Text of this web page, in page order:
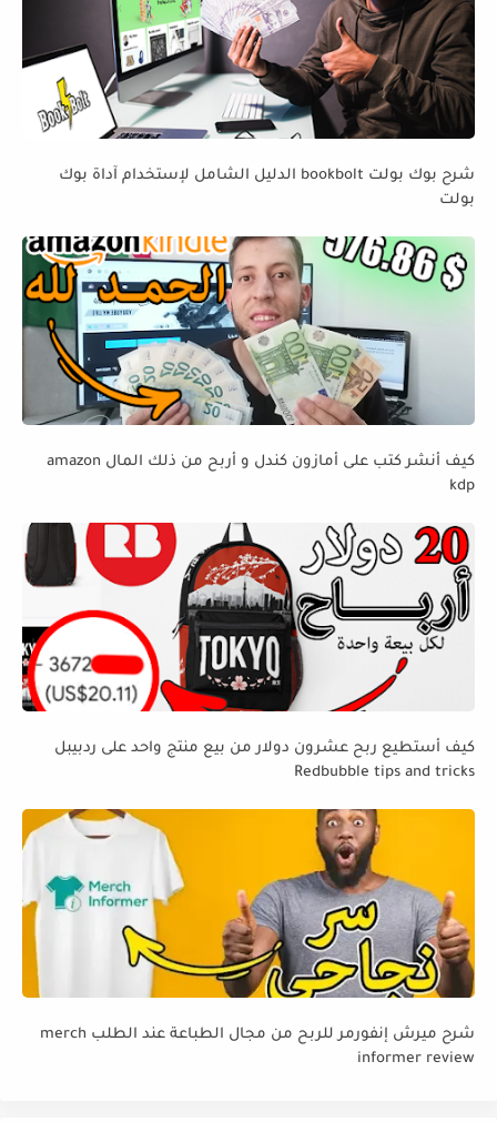
شرح بوك بولت bookbolt الدليل الشامل لإستخدام آداة بوك
بولت
كيف أنشر كتب على أمازون كندل و أربح من ذلك المال amazon
kdp
كيف أستطيع ربح عشرون دولار من بيع منتج واحد على ردبيبل
Redbubble tips and tricks
شرح ميرش إنفورمر للربح من مجال الطباعة عند الطلب merch
informer review